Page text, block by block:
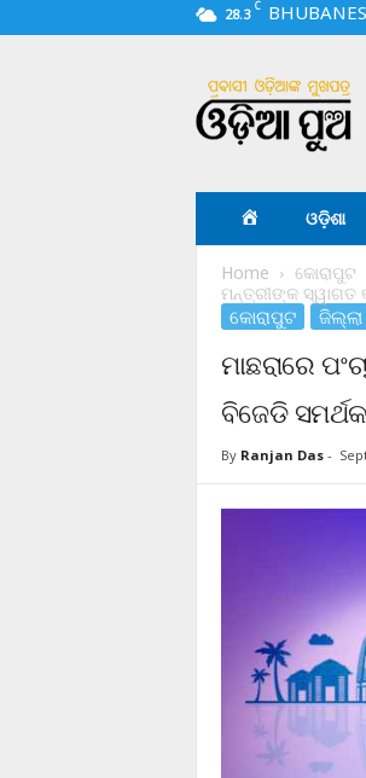
28.3 C
i
a
ଓଡ଼ିଶା
Home କୋରାପୁଟ
ମନ୍ତ୍ରୀଙ୍କ ସ୍ୱାଗତ
କୋରାପୁଟ
ମାଛରାରେ
ବିଜେଡି
By Ranjan Das-